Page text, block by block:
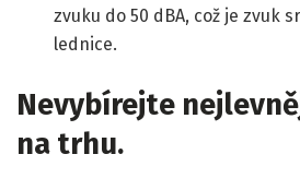
zvuku do 50 dBA, což je zvuk
lednice.
Nevybírejte
na trhu.